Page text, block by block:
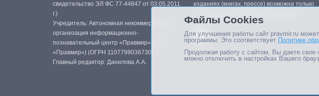
свидетельство ЭЛ ФС 77-44847 от 03.05.2011
г.)
Учредитель: Автономная некоммерческая
организация информационно-
познавательный центр «Правмир» (АНО
«Правмир») (ОГРН 1107799036730)
Главный редактор: Данилова А.А.
изданиях (книгах, прессе) возможна только
Файлы Cookies
Для улучшения работы сайт pravmir.ru
программы. Это соответствует Политике
Продолжая работу с сайтом, Вы даете свое
можно отключить в настройках Вашего